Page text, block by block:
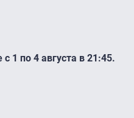
1 по 4 августа в 21:45.